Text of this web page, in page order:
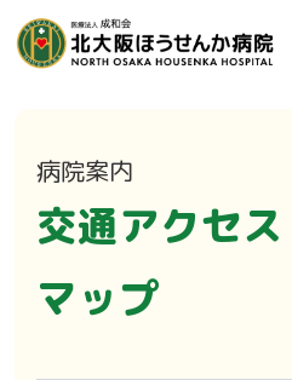
病院案内
交通アクセ
マップ